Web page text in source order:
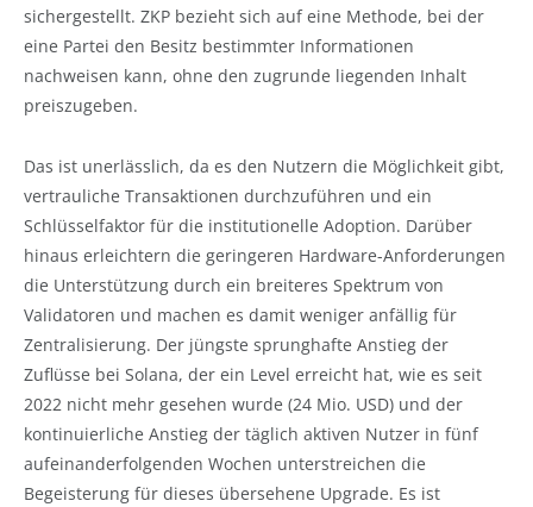
sichergestellt. ZKP bezieht sich auf eine Methode, bei der
eine Partei den Besitz bestimmter Informationen
nachweisen kann, ohne den zugrunde liegenden Inhalt
preiszugeben.
Das ist unerlässlich, da es den Nutzern die Möglichkeit gibt,
vertrauliche Transaktionen durchzuführen und ein
Schlüsselfaktor für die institutionelle Adoption. Darüber
hinaus erleichtern die geringeren Hardware-Anforderungen
die Unterstützung durch ein breiteres Spektrum von
Validatoren und machen es damit weniger anfällig für
Zentralisierung. Der jüngste sprunghafte Anstieg der
Zuflüsse bei Solana, der ein Level erreicht hat, wie es seit
2022 nicht mehr gesehen wurde (24 Mio. USD) und der
kontinuierliche Anstieg der täglich aktiven Nutzer in fünf
aufeinanderfolgenden Wochen unterstreichen die
Begeisterung für dieses übersehene Upgrade. Es ist